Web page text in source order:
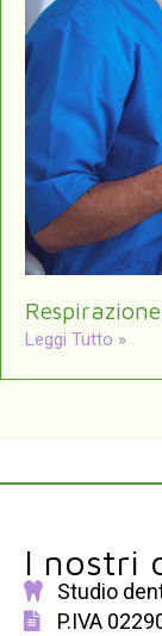
Leggi Tutto »
I nostri
Studio
P.IVA